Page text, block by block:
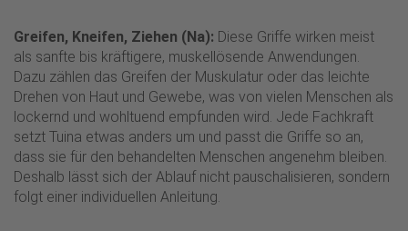
Greifen, Kneifen, Ziehen (Na): Diese Griffe wirken meist
als sanfte bis kräftigere, muskellösende Anwendungen.
Dazu zählen das Greifen der Muskulatur oder das leichte
Drehen von Haut und Gewebe, was von vielen Menschen als
lockernd und wohltuend empfunden wird. Jede Fachkraft
setzt Tuina etwas anders um und passt die Griffe so an,
dass sie für den behandelten Menschen angenehm bleiben.
Deshalb lässt sich der Ablauf nicht pauschalisieren, sondern
folgt einer individuellen Anleitung.